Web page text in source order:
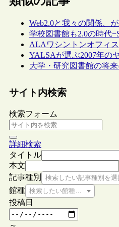
Web2.0と我々の関係、
学校図書館も2.0の時代
ALAワシントンオフィス
YALSAが選ぶ2007年の
大学・研究図書館の将
サイト内検索
検索フォーム
詳細検索
タイトル
本文
記事種別
検索したい記事種別を
館種 検索したい館種を選択してく
投稿日
～